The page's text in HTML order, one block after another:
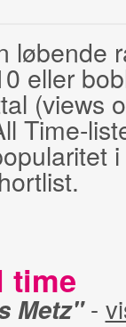
løbende
eller
(views
Time-
time
Metz"-